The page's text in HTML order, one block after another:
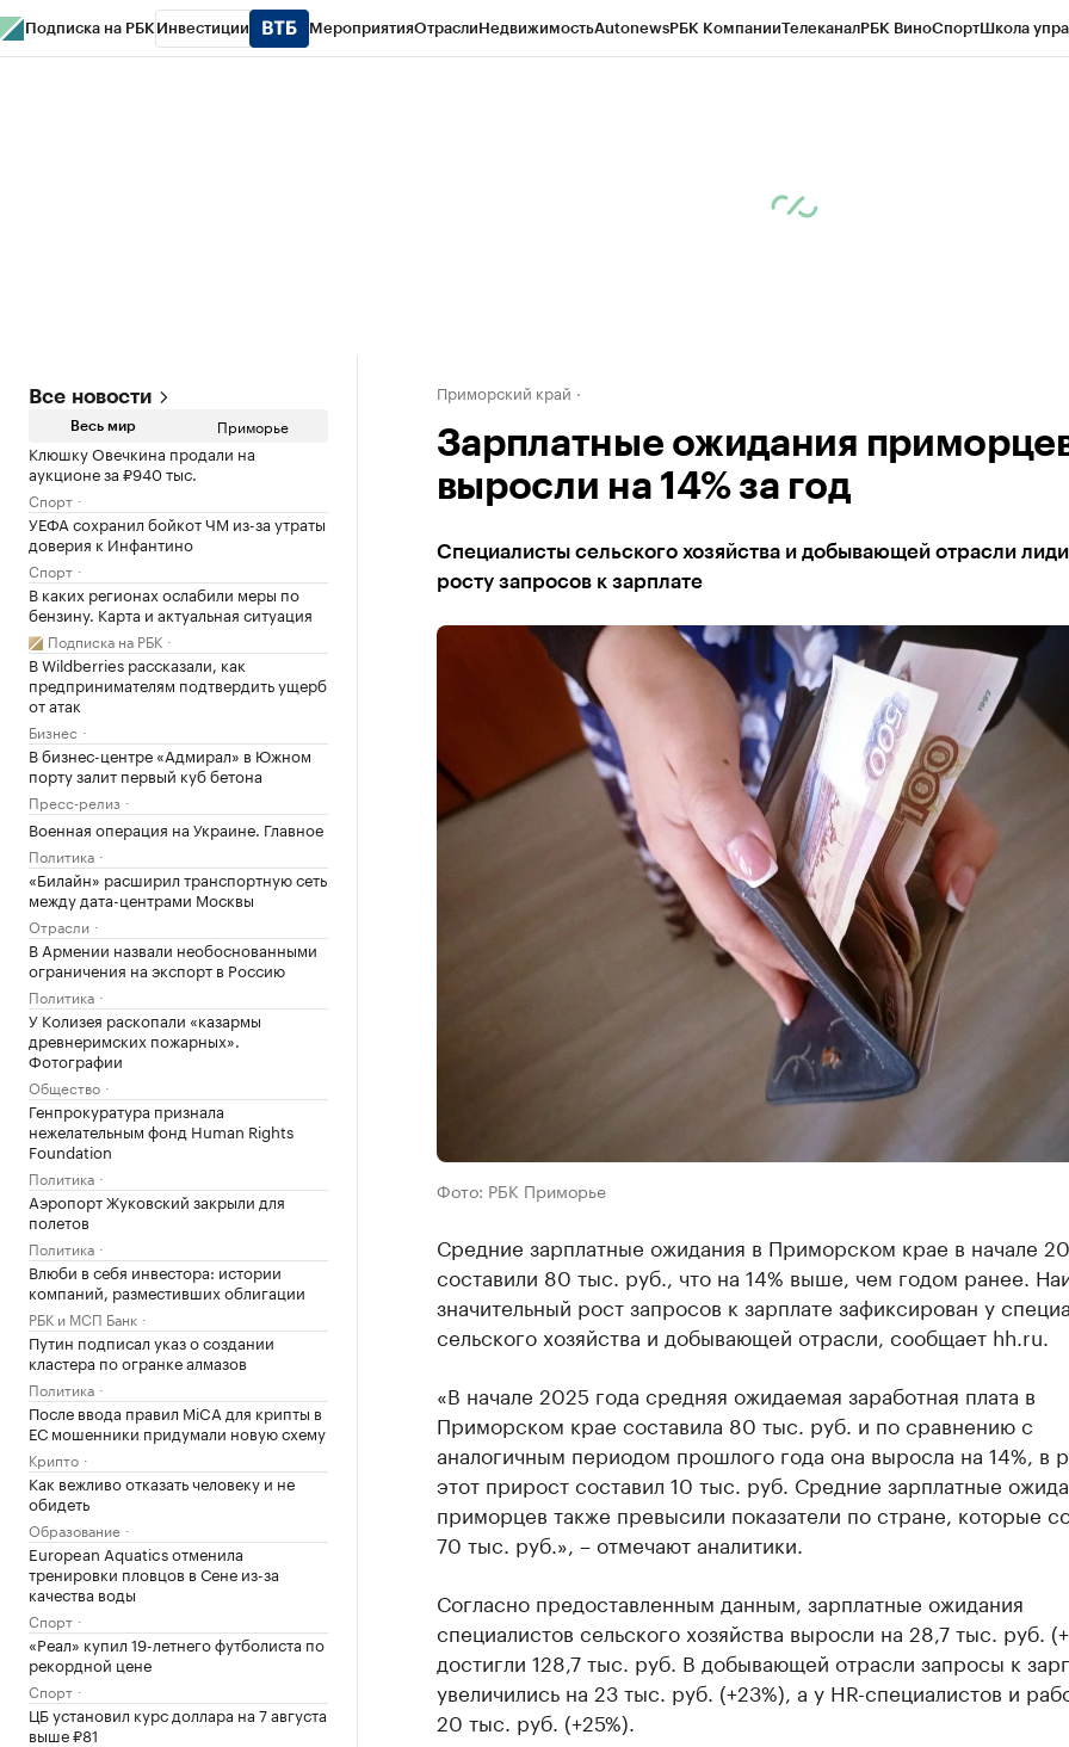
Подписка на РБК Инвестиции МероприятияОтраслиНедвижимостьAutonewsРБК КомпанииТелеканалРБК ВиноСпортШкола
Все новости
Весь мир Приморье
Клюшку Овечкина продали на
аукционе за ₽940 тыс.
Спорт
УЕФА сохранил бойкот ЧМ из-за утраты
доверия к Инфантино
Спорт
В каких регионах ослабили меры по
бензину. Карта и актуальная ситуация
Подписка на РБК
В Wildberries рассказали, как
предпринимателям подтвердить ущерб
от атак
Бизнес
В бизнес-центре «Адмирал» в Южном
порту залит первый куб бетона
Пресс-релиз
Военная операция на Украине. Главное
Политика
«Билайн» расширил транспортную сеть
между дата-центрами Москвы
Отрасли
В Армении назвали необоснованными
ограничения на экспорт в Россию
Политика
У Колизея раскопали «казармы
древнеримских пожарных».
Фотографии
Общество
Генпрокуратура признала
нежелательным фонд Human Rights
Foundation
Политика
Аэропорт Жуковский закрыли для
полетов
Политика
Влюби в себя инвестора: истории
компаний, разместивших облигации
РБК и МСП Банк
Путин подписал указ о создании
кластера по огранке алмазов
Политика
После ввода правил MiCA для крипты в
ЕС мошенники придумали новую схему
Крипто
Как вежливо отказать человеку и не
обидеть
Образование
European Aquatics отменила
тренировки пловцов в Сене из-за
качества воды
Спорт
«Реал» купил 19-летнего футболиста по
рекордной цене
Спорт
ЦБ установил курс доллара на 7 августа
выше ₽81
Приморский край
Зарплатные ожидания
выросли на 14% за год
Специалисты сельского хозяйства и добывающей отрасли
росту запросов к зарплате
Фото: РБК Приморье
Средние зарплатные ожидания в Приморском крае в начале
составили 80 тыс. руб., что на 14% выше, чем годом ранее.
значительный рост запросов к зарплате зафиксирован у
сельского хозяйства и добывающей отрасли, сообщает hh.ru.
«В начале 2025 года средняя ожидаемая заработная плата в
Приморском крае составила 80 тыс. руб. и по сравнению с
аналогичным периодом прошлого года она выросла на 14%, в
этот прирост составил 10 тыс. руб. Средние зарплатные
приморцев также превысили показатели по стране, которые
70 тыс. руб.», – отмечают аналитики.
Согласно предоставленным данным, зарплатные ожидания
специалистов сельского хозяйства выросли на 28,7 тыс. руб.
достигли 128,7 тыс. руб. В добывающей отрасли запросы к
увеличились на 23 тыс. руб. (+23%), а у HR-специалистов и
20 тыс. руб. (+25%).